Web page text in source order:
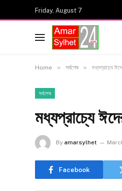
Friday, August 7
Home » সর্বশেষ » মধ্যপ্রাচ্যে
সর্বশেষ
মধ্যপ্রাচ্যে
By amarsylhet
Facebook